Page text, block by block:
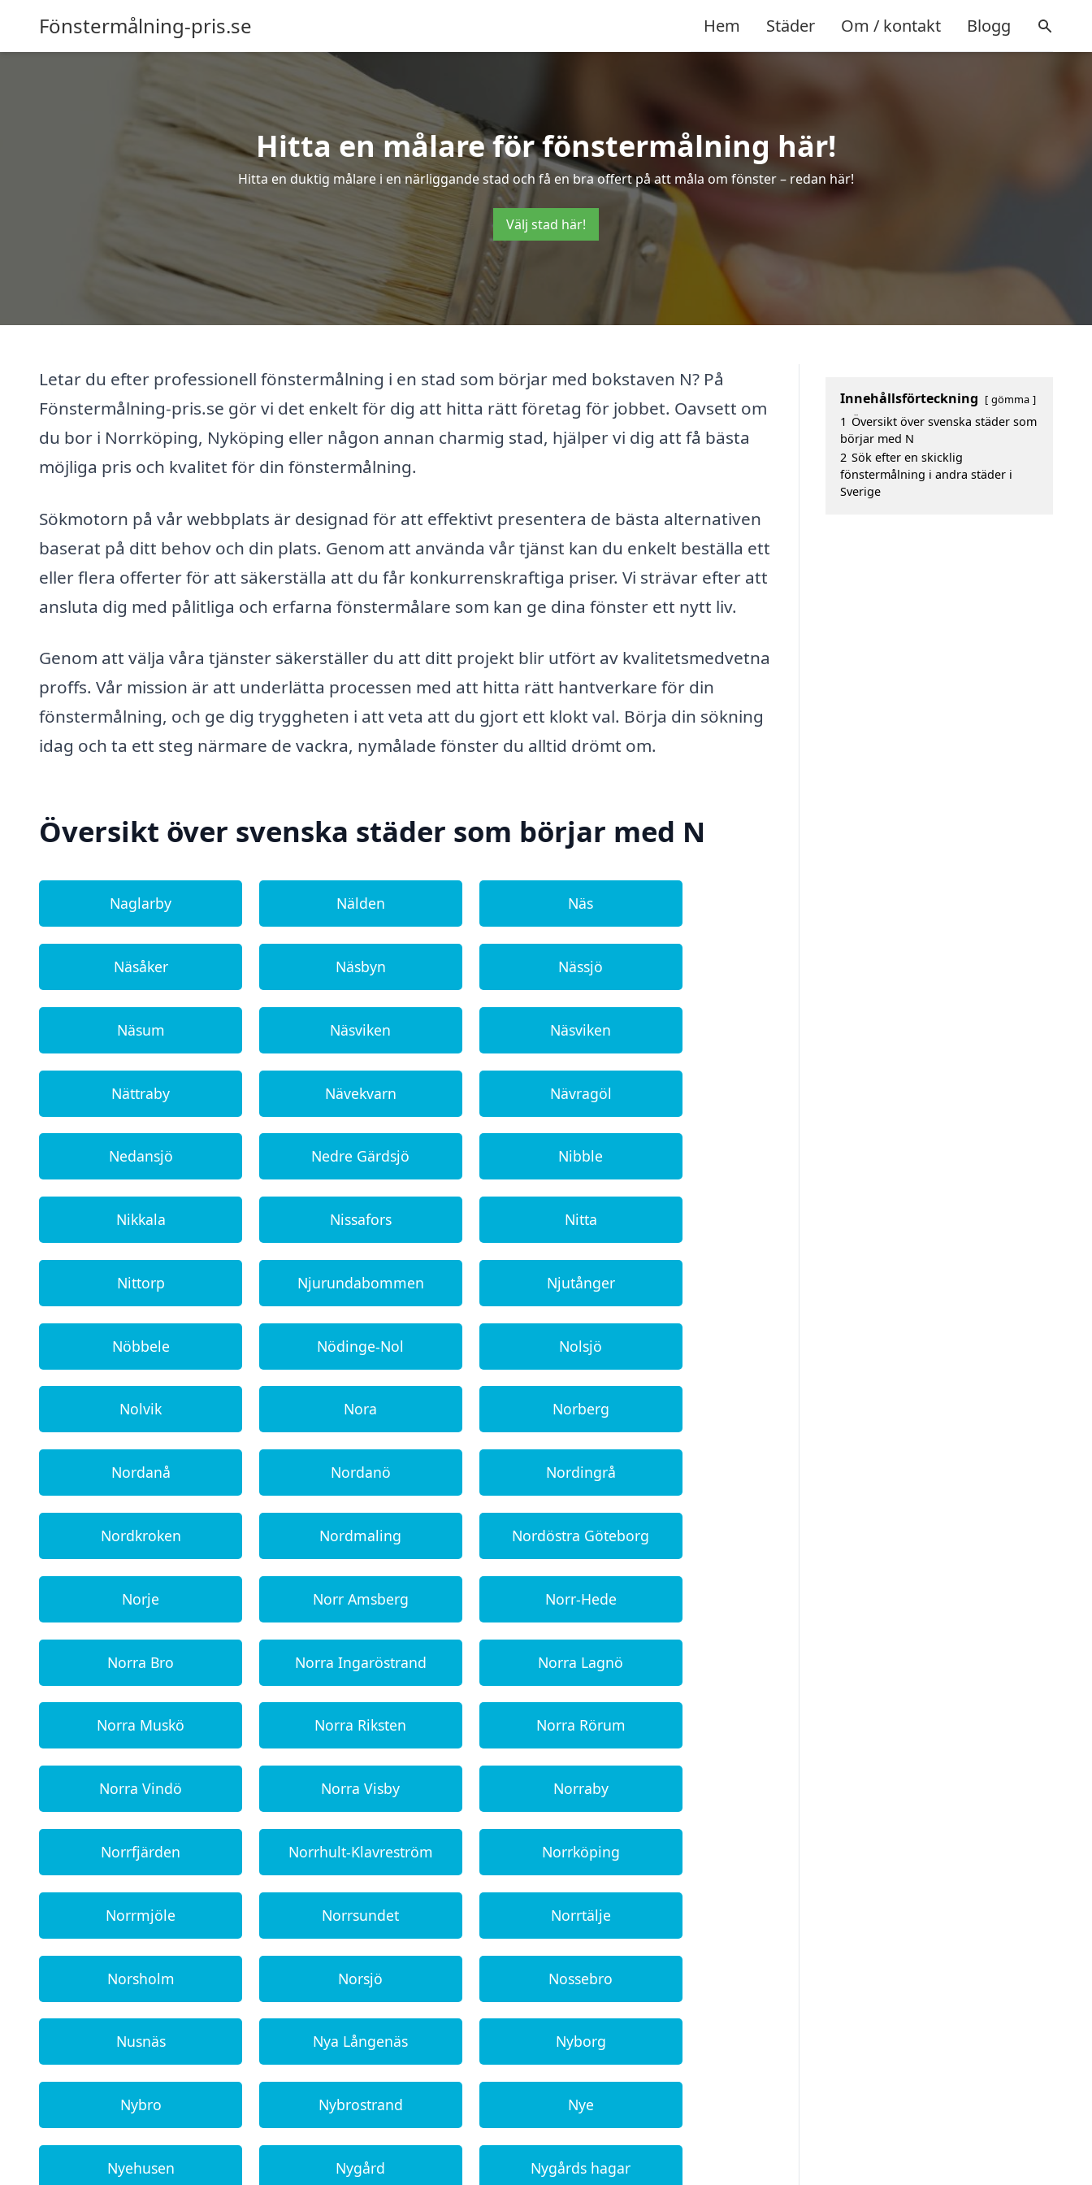
Fönstermålning-pris.se Hem Städer Om / kontakt Blogg
Hitta en målare för fönstermålning här!
Hitta en duktig målare i en närliggande stad och få en bra offert på att måla om fönster – redan här!
Välj stad här!
Letar du efter professionell fönstermålning i en stad som börjar med bokstaven N? På
Fönstermålning-pris.se gör vi det enkelt för dig att hitta rätt företag för jobbet. Oavsett om
du bor i Norrköping, Nyköping eller någon annan charmig stad, hjälper vi dig att få bästa
möjliga pris och kvalitet för din fönstermålning.
Sökmotorn på vår webbplats är designad för att effektivt presentera de bästa alternativen
baserat på ditt behov och din plats. Genom att använda vår tjänst kan du enkelt beställa ett
eller flera offerter för att säkerställa att du får konkurrenskraftiga priser. Vi strävar efter att
ansluta dig med pålitliga och erfarna fönstermålare som kan ge dina fönster ett nytt liv.
Genom att välja våra tjänster säkerställer du att ditt projekt blir utfört av kvalitetsmedvetna
proffs. Vår mission är att underlätta processen med att hitta rätt hantverkare för din
fönstermålning, och ge dig tryggheten i att veta att du gjort ett klokt val. Börja din sökning
idag och ta ett steg närmare de vackra, nymålade fönster du alltid drömt om.
Översikt över svenska städer som börjar med N
Naglarby Nälden Näs
Näsåker Näsbyn Nässjö
Näsum Näsviken Näsviken
Nättraby Nävekvarn Nävragöl
Nedansjö Nedre Gärdsjö Nibble
Nikkala Nissafors Nitta
Nittorp Njurundabommen Njutånger
Nöbbele Nödinge-Nol Nolsjö
Nolvik Nora Norberg
Nordanå Nordanö Nordingrå
Nordkroken Nordmaling Nordöstra Göteborg
Norje Norr Amsberg Norr-Hede
Norra Bro Norra Ingaröstrand Norra Lagnö
Norra Muskö Norra Riksten Norra Rörum
Norra Vindö Norra Visby Norraby
Norrfjärden Norrhult-Klavreström Norrköping
Norrmjöle Norrsundet Norrtälje
Norsholm Norsjö Nossebro
Nusnäs Nya Långenäs Nyborg
Nybro Nybrostrand Nye
Nyehusen Nygård Nygårds hagar
Innehållsförteckning gömma
1 Översikt över svenska städer som
börjar med N
2 Sök efter en skicklig
fönstermålning i andra städer i
Sverige